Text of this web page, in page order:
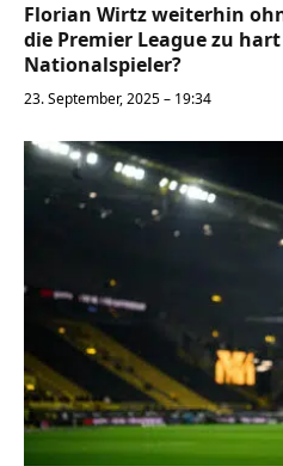
Florian Wirtz weiterhin
die Premier League zu
Nationalspieler?
23. September, 2025 – 19:34